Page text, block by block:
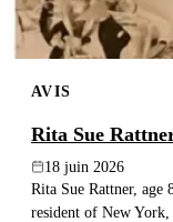
AVIS
Rita Sue
18 juin 2026
Rita Sue Rattner, age
resident of New York,